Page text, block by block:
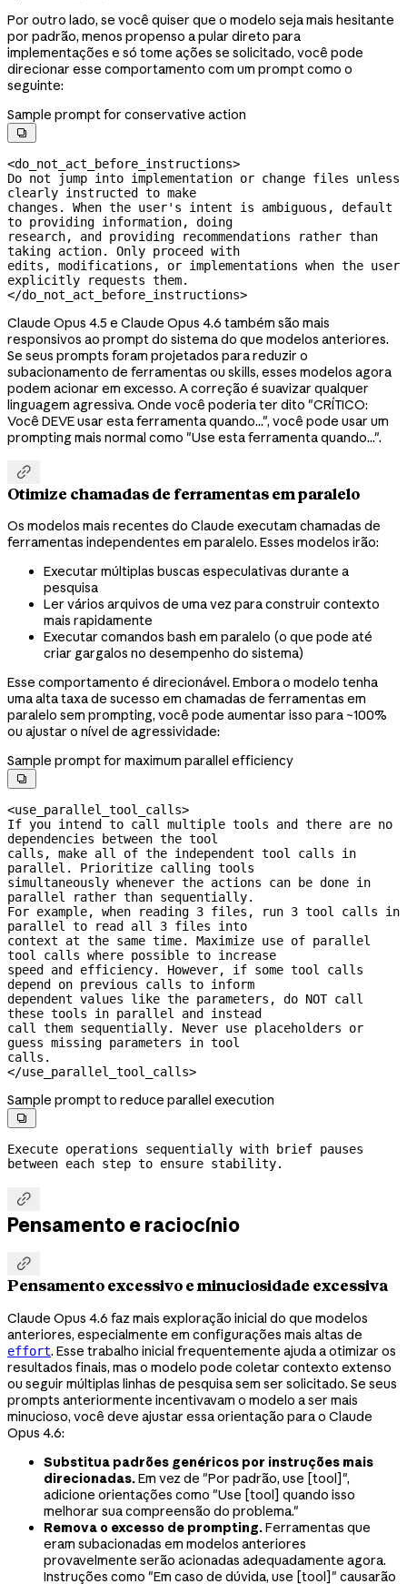
Por outro lado, se você quiser que o modelo seja mais hesitante
por padrão, menos propenso a pular direto para
implementações e só tome ações se solicitado, você pode
direcionar esse comportamento com um prompt como o
seguinte:
Sample prompt for conservative action

<do_not_act_before_instructions>
Do not jump into implementation or change files unless
clearly instructed to make
changes. When the user's intent is ambiguous, default
to providing information, doing
research, and providing recommendations rather than
taking action. Only proceed with
edits, modifications, or implementations when the user
explicitly requests them.
</do_not_act_before_instructions>
Claude Opus 4.5 e Claude Opus 4.6 também são mais
responsivos ao prompt do sistema do que modelos anteriores.
Se seus prompts foram projetados para reduzir o
subacionamento de ferramentas ou skills, esses modelos agora
podem acionar em excesso. A correção é suavizar qualquer
linguagem agressiva. Onde você poderia ter dito "CRÍTICO:
Você DEVE usar esta ferramenta quando...", você pode usar um
prompting mais normal como "Use esta ferramenta quando...".

Otimize chamadas de ferramentas em paralelo
Os modelos mais recentes do Claude executam chamadas de
ferramentas independentes em paralelo. Esses modelos irão:
Executar múltiplas buscas especulativas durante a
pesquisa
Ler vários arquivos de uma vez para construir contexto
mais rapidamente
Executar comandos bash em paralelo (o que pode até
criar gargalos no desempenho do sistema)
Esse comportamento é direcionável. Embora o modelo tenha
uma alta taxa de sucesso em chamadas de ferramentas em
paralelo sem prompting, você pode aumentar isso para ~100%
ou ajustar o nível de agressividade:
Sample prompt for maximum parallel efficiency

<use_parallel_tool_calls>
If you intend to call multiple tools and there are no
dependencies between the tool
calls, make all of the independent tool calls in
parallel. Prioritize calling tools
simultaneously whenever the actions can be done in
parallel rather than sequentially.
For example, when reading 3 files, run 3 tool calls in
parallel to read all 3 files into
context at the same time. Maximize use of parallel
tool calls where possible to increase
speed and efficiency. However, if some tool calls
depend on previous calls to inform
dependent values like the parameters, do NOT call
these tools in parallel and instead
call them sequentially. Never use placeholders or
guess missing parameters in tool
calls.
</use_parallel_tool_calls>
Sample prompt to reduce parallel execution

Execute operations sequentially with brief pauses
between each step to ensure stability.

Pensamento e raciocínio

Pensamento excessivo e minuciosidade excessiva
Claude Opus 4.6 faz mais exploração inicial do que modelos
anteriores, especialmente em configurações mais altas de
effort. Esse trabalho inicial frequentemente ajuda a otimizar os
resultados finais, mas o modelo pode coletar contexto extenso
ou seguir múltiplas linhas de pesquisa sem ser solicitado. Se seus
prompts anteriormente incentivavam o modelo a ser mais
minucioso, você deve ajustar essa orientação para o Claude
Opus 4.6:
Substitua padrões genéricos por instruções mais
direcionadas.Em vez de "Por padrão, use [tool]",
adicione orientações como "Use [tool] quando isso
melhorar sua compreensão do problema."
Remova o excesso de prompting.Ferramentas que
eram subacionadas em modelos anteriores
provavelmente serão acionadas adequadamente agora.
Instruções como "Em caso de dúvida, use [tool]" causarão